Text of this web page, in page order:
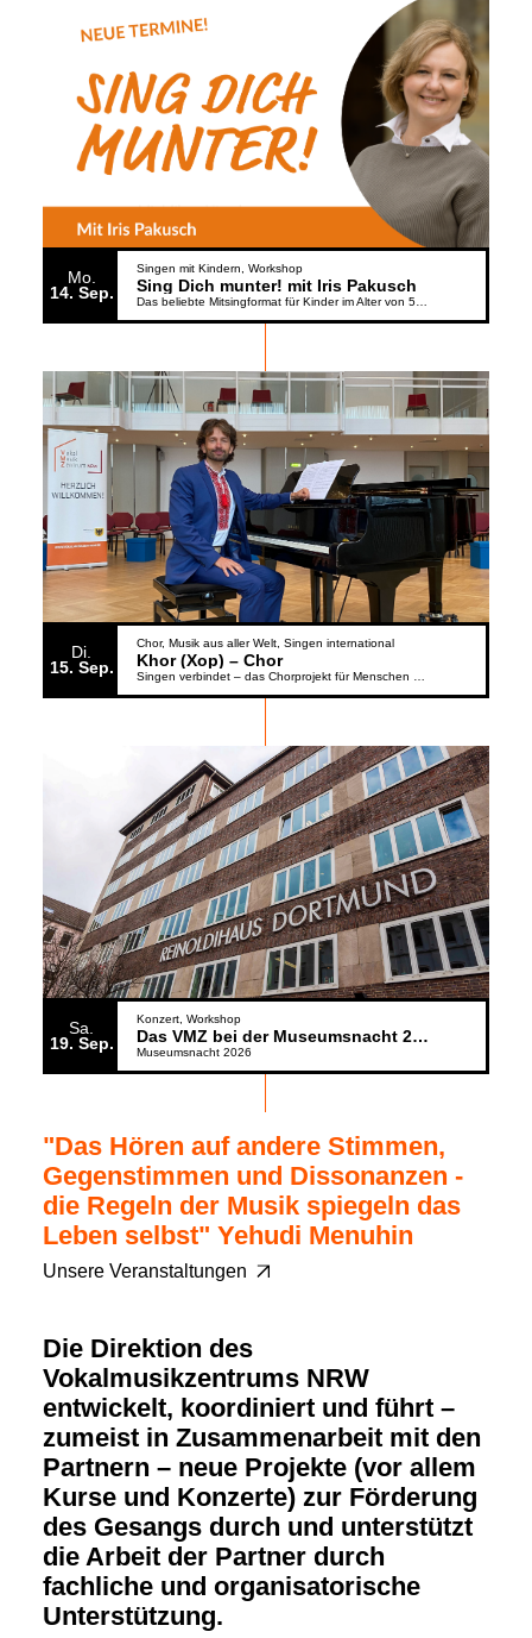
Mo.
14 Sep.
Singen mit Kindern Workshop
Sing Dich munter! mit Iris Pakusch
Das beliebte Mitsingformat für Kinder im Alter von 5 bis 6 Jahren geht weiter
Di.
15 Sep.
Chor Musik aus aller Welt Singen international
Khor (Xop) – Chor
Singen verbindet – das Chorprojekt für Menschen aus der Ukraine
Sa.
19 Sep.
Konzert Workshop
Das VMZ bei der Museumsnacht 2026
Museumsnacht 2026
"Das Hören auf andere Stimmen,
Gegenstimmen und Dissonanzen -
die Regeln der Musik spiegeln das
Leben selbst" Yehudi Menuhin
Unsere Veranstaltungen
Die Direktion des
Vokalmusikzentrums NRW
entwickelt, koordiniert und führt –
zumeist in Zusammenarbeit mit den
Partnern – neue Projekte (vor allem
Kurse und Konzerte) zur Förderung
des Gesangs durch und unterstützt
die Arbeit der Partner durch
fachliche und organisatorische
Unterstützung.